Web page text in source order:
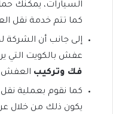
السيارات، يمكنك
كما تتم خدمة نقل
إلى جانب أن الشركة
عفش بالكويت التي
فك وتركيب العفش
كما نقوم بعملية
يكون ذلك من خلال